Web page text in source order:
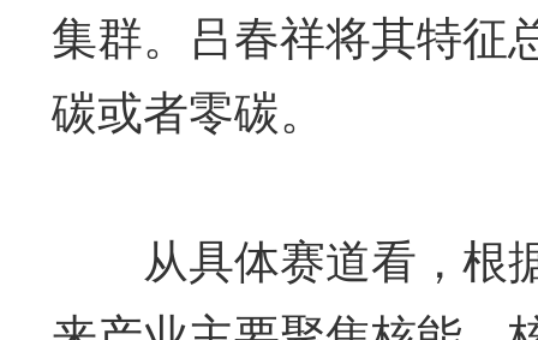
集群。吕春祥将其特征
碳或者零碳。
从具体赛道看，根据